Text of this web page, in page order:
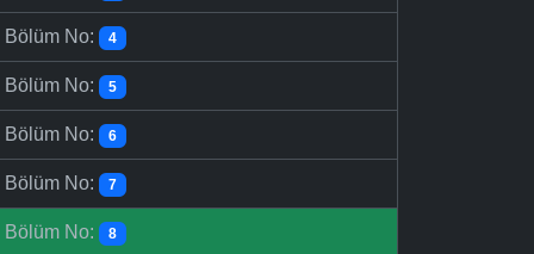
Bölüm No: 4
Bölüm No: 5
Bölüm No: 6
Bölüm No: 7
Bölüm No: 8